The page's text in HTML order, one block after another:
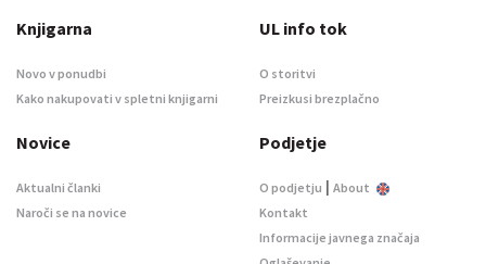
Knjigarna
Novo v ponudbi
Kako nakupovati v spletni knjigarni
UL info tok
O storitvi
Preizkusi brezplačno
Novice
Aktualni članki
Naroči se na novice
Podjetje
O podjetju | About
Kontakt
Informacije javnega značaja